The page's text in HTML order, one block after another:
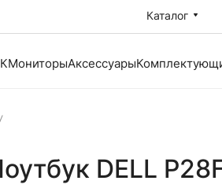
Каталог
МониторыАксессуары
DELL